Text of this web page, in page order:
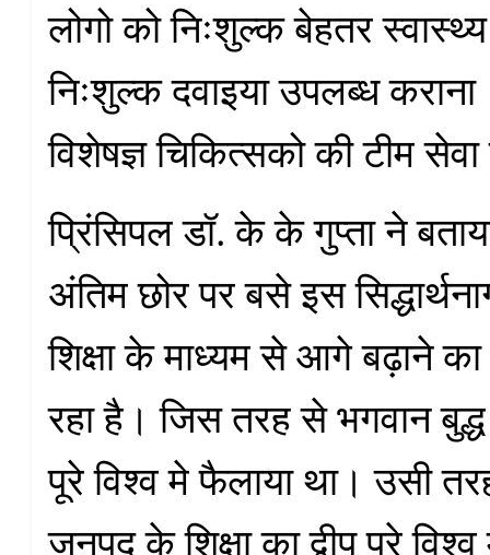
लोगो को निःशुल्क बेहतर
निःशुल्क दवाइया उपलब्ध
विशेषज्ञ चिकित्सको की टीम
प्रिंसिपल डॉ. के के गुप्ता ने
अंतिम छोर पर बसे इस
शिक्षा के माध्यम से आगे बढ़ाने का
रहा है। जिस तरह से भगवान
पूरे विश्व मे फैलाया था। उसी
जनपद के शिक्षा का द्वीप पूरे